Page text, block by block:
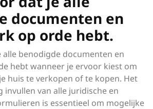
documenten en
op orde hebt.
benodigde documenten en
hebt wanneer je ervoor kiest om
huis te verkopen of te kopen. Het
invullen van alle juridische en
is essentieel om mogelijke